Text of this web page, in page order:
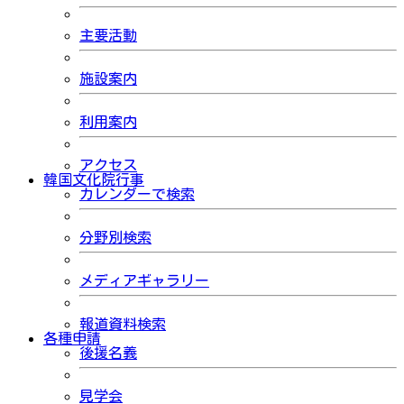
主要活動
施設案内
利用案内
アクセス
韓国文化院行事
カレンダーで検索
分野別検索
メディアギャラリー
報道資料検索
各種申請
後援名義
見学会